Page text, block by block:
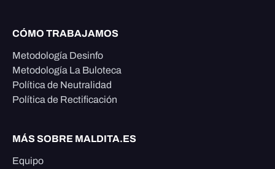
CÓMO TRABAJAMOS
Metodología Desinfo
Metodología La Buloteca
Política de Neutralidad
Política de Rectificación
MÁS SOBRE MALDITA.ES
Equipo